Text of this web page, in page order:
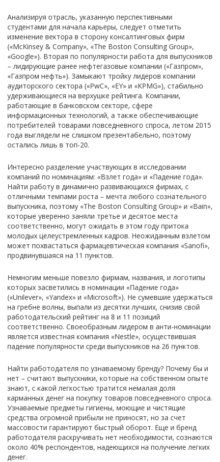
Анализируя отрасль, указанную перспективными
студентами для начала карьеры, следует отметить
изменение вектора в сторону консалтинговых фирм
(«McKinsey & Company», «The Boston Consulting Group»,
«Google»). Вторая по популярности работа для выпускников
– лидирующие ранее нефтегазовые компании («Газпром»,
«Газпром нефть»). Замыкают тройку лидеров компании
аудиторского сектора («PwC», «EY» и «KPMG»), стабильно
удерживающиеся на верхушке рейтинга. Компании,
работающие в банковском секторе, сфере
информационных технологий, а также обеспечивающие
потребителей товарами повседневного спроса, летом 2015
года выглядели не слишком презентабельно, поэтому
остались лишь в топ-20.
Интересно разделение участвующих в исследовании
компаний по номинациям: «Взлет года» и «Падение года».
Найти работу в динамично развивающихся фирмах, с
отличными темпами роста – мечта любого сознательного
выпускника, поэтому «The Boston Consulting Group» и «Bain»,
которые уверенно заняли третье и десятое места
соответственно, могут ожидать в этом году притока
молодых целеустремленных кадров. Неожиданным взлетом
может похвастаться фармацевтическая компания «Sanofi»,
продвинувшаяся на 11 пунктов.
Немногим меньше повезло фирмам, названия, и логотипы
которых засветились в номинации «Падение года»
(«Unilever», «Yandex» и «Microsoft»). Не сумевшие удержаться
на гребне волны, выпали из десятки лучших, снизив свой
работодательский рейтинг на 8 и 11 позиций
соответственно. Своеобразным лидером в анти-номинации
является известная компания «Nestle», осуществившая
падение популярности среди выпускников на 26 пунктов.
Найти работодателя по узнаваемому бренду? Почему бы и
нет – считают выпускники, которые на собственном опыте
знают, с какой легкостью тратится немалая доля
карманных денег на покупку товаров повседневного спроса.
Узнаваемые предметы гигиены, моющие и чистящие
средства огромной прибыли не приносят, но за счет
массовости гарантируют быстрый оборот. Еще и бренд
работодателя раскручивать нет необходимости, сознаются
около 40% респондентов, надеющихся на получение легких
денег.